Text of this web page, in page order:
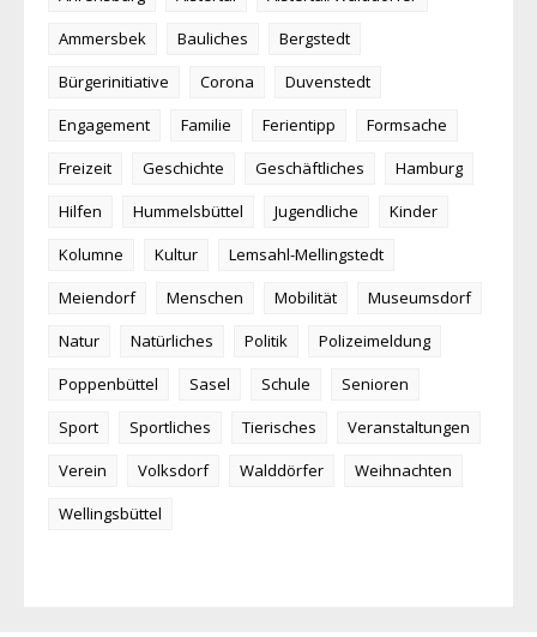
Ammersbek
Bauliches
Bergstedt
Bürgerinitiative
Corona
Duvenstedt
Engagement
Familie Ferientipp
Formsache
Freizeit
Geschichte Geschäftliches
Hamburg
Hilfen
Hummelsbüttel Jugendliche
Kinder
Kolumne
Kultur
Lemsahl-Mellingstedt
Meiendorf
Menschen Mobilität
Museumsdorf
Natur
Natürliches Politik
Polizeimeldung
Poppenbüttel
Sasel Schule
Senioren
Sport
Sportliches Tierisches
Veranstaltungen
Verein
Volksdorf Walddörfer
Weihnachten
Wellingsbüttel